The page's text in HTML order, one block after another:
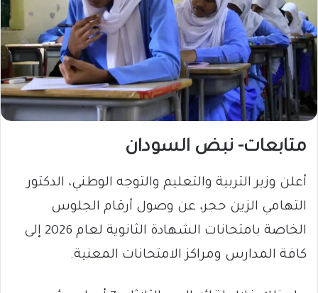
متابعات- نبض السودان
​أعلن وزير التربية والتعليم والتوجه الوطني، الدكتور
التهامي الزين حجر، عن وصول أرقام الجلوس
الخاصة بامتحانات الشهادة الثانوية لعام 2026 إلى
كافة المدارس ومراكز الامتحانات المعنية.